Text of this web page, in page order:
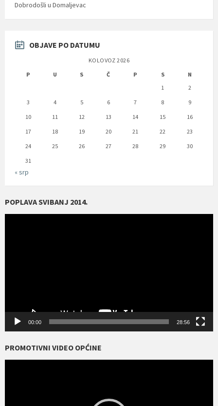
Dobrodošli u Domaljevac
OBJAVE PO DATUMU
KOLOVOZ 2026
P
U S Č P S
N
1
2
3
4 5 6 7 8
9
10
11 12 13 14 15
16
17
18 19 20 21 22
23
24
25 26 27 28 29
30
31
« srp
POPLAVA SVIBANJ 2014.
00:00 28:56
PROMOTIVNI VIDEO OPĆINE